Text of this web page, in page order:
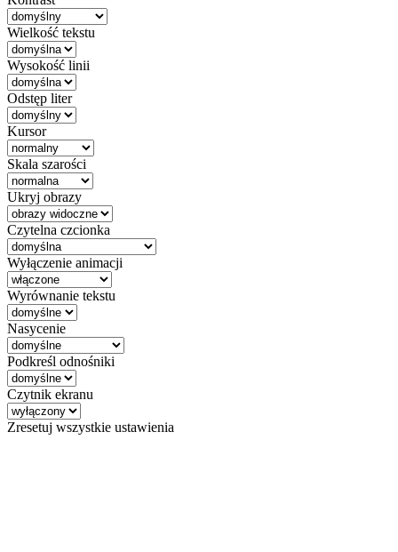
Wielkość tekstu
Wysokość linii
Odstęp liter
Kursor
Skala szarości
Ukryj obrazy
Czytelna czcionka
Wyłączenie animacji
Wyrównanie tekstu
Nasycenie
Podkreśl odnośniki
Czytnik ekranu
Zresetuj wszystkie ustawienia